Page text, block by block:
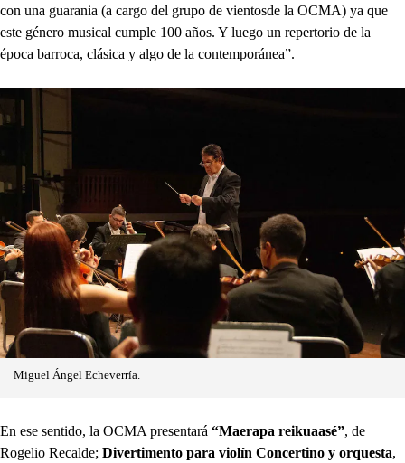
con una guarania (a cargo del grupo de vientosde la OCMA) ya que
este género musical cumple 100 años. Y luego un repertorio de la
época barroca, clásica y algo de la contemporánea”.
Miguel Ángel Echeverría.
En ese sentido, la OCMA presentará “Maerapa reikuaasé”, de
Rogelio Recalde; Divertimento para violín Concertino y orquesta,